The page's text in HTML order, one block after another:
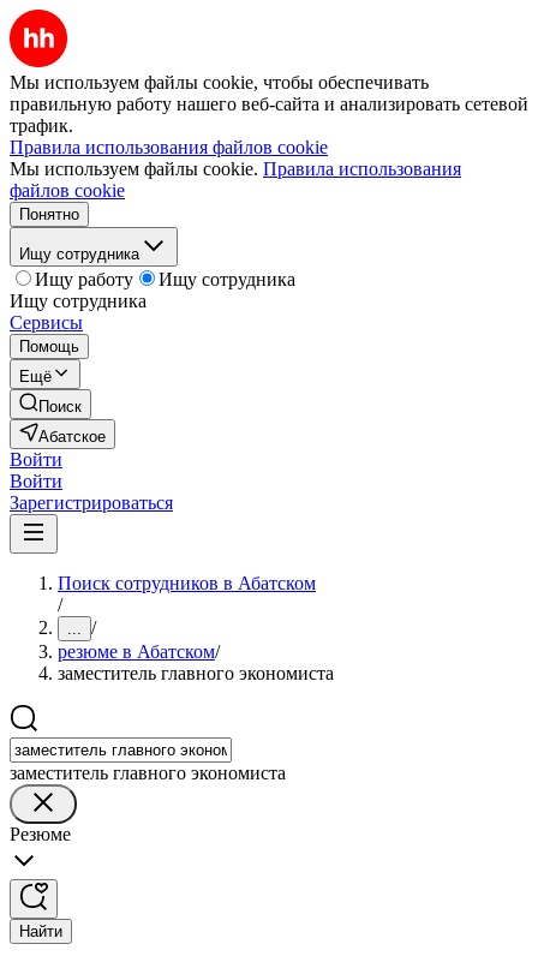
Мы используем файлы cookie, чтобы обеспечивать
правильную работу нашего веб-сайта и анализировать сетевой
трафик.
Правила использования файлов cookie
Мы используем файлы cookie. Правила использования
файлов cookie
Понятно
Ищу сотрудника
Ищу работу
Ищу сотрудника
Ищу сотрудника
Сервисы
Помощь
Ещё
Поиск
Абатское
Войти
Войти
Зарегистрироваться
Поиск сотрудников в Абатском
/
... /
резюме в Абатском/
заместитель главного экономиста
заместитель главного экономиста
Резюме
Найти